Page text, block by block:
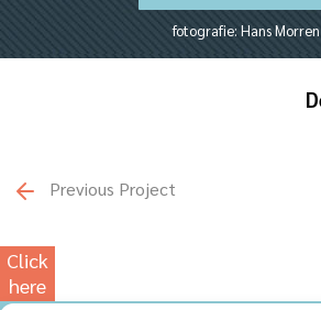
fotografie: Hans Morren
Previous Project
Click
here